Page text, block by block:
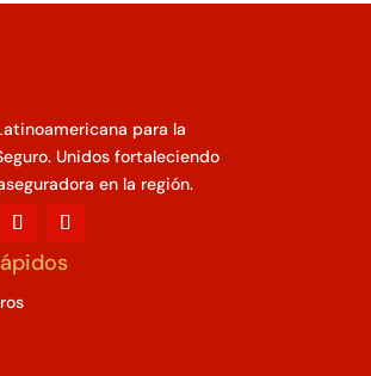
para la
Unidos fortaleciendo
en la región.